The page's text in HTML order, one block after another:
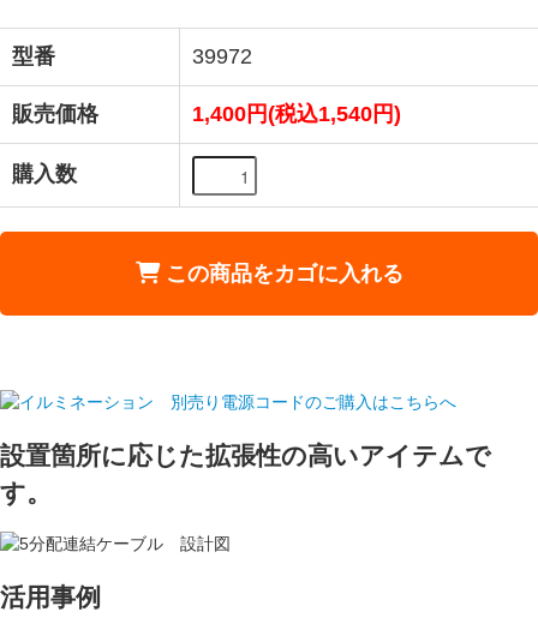
型番 39972
販売価格 1,400円(税込1,540円)
購入数
設置箇所に応じた拡張性の高いアイテムで
す。
活用事例